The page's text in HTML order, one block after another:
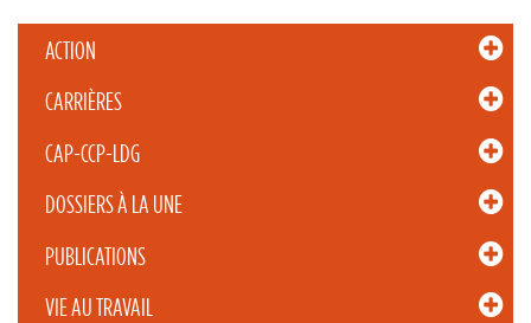
ACTION
CARRIÈRES
CAP-CCP-LDG
DOSSIERS À LA UNE
PUBLICATIONS
VIE AU TRAVAIL